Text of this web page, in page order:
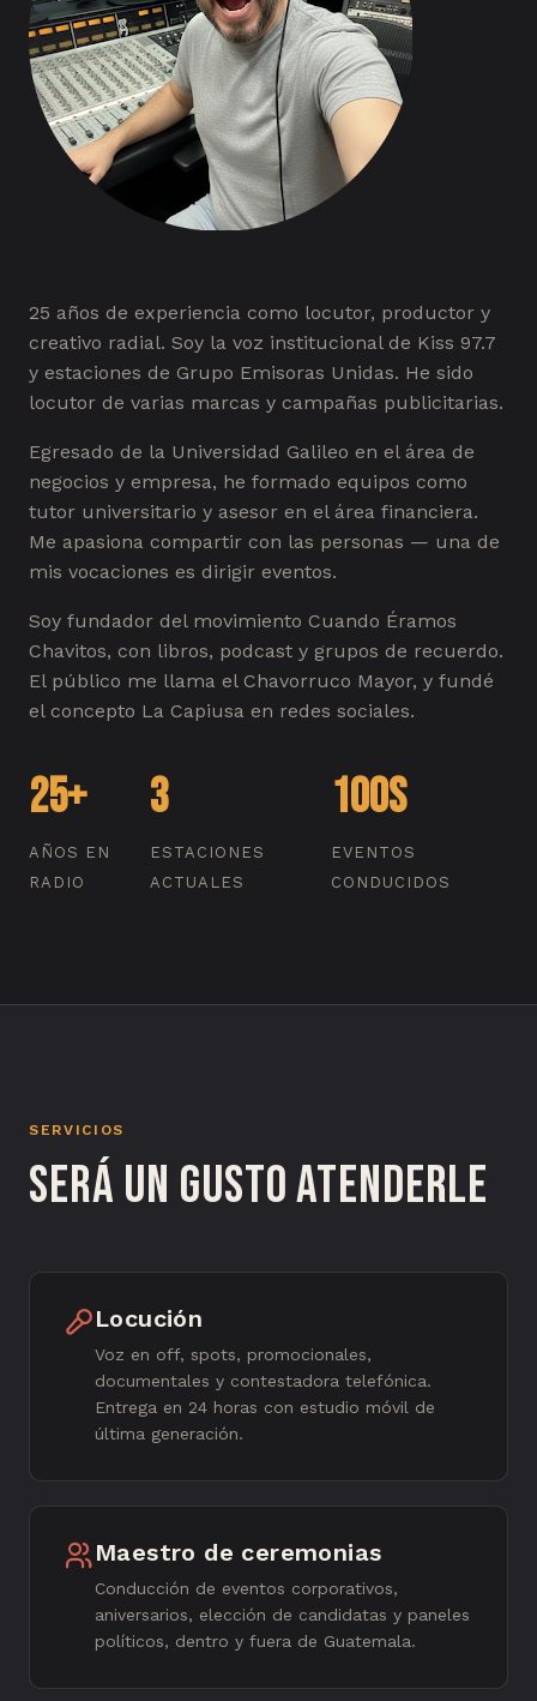
25 años de experiencia como locutor, productor y
creativo radial. Soy la voz institucional de Kiss 97.7
y estaciones de Grupo Emisoras Unidas. He sido
locutor de varias marcas y campañas publicitarias.
Egresado de la Universidad Galileo en el área de
negocios y empresa, he formado equipos como
tutor universitario y asesor en el área financiera.
Me apasiona compartir con las personas — una de
mis vocaciones es dirigir eventos.
Soy fundador del movimiento Cuando Éramos
Chavitos, con libros, podcast y grupos de recuerdo.
El público me llama el Chavorruco Mayor, y fundé
el concepto La Capiusa en redes sociales.
25+
AÑOS EN
RADIO
3
ESTACIONES
ACTUALES
100s
EVENTOS
CONDUCIDOS
SERVICIOS
Será un gusto atenderle
Locución
Voz en off, spots, promocionales,
documentales y contestadora telefónica.
Entrega en 24 horas con estudio móvil de
última generación.
Maestro de ceremonias
Conducción de eventos corporativos,
aniversarios, elección de candidatas y paneles
políticos, dentro y fuera de Guatemala.